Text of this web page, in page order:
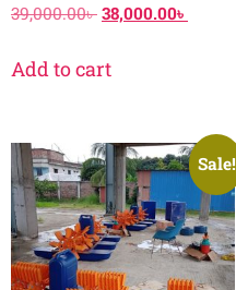
39,000.00৳ 38,000.00৳
Add to cart
Sale!